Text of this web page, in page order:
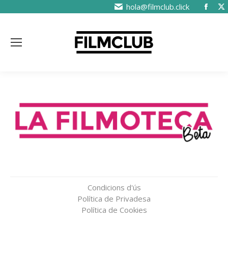
hola@filmclub.click
Condicions d'ús
Política de Privadesa
Política de Cookies